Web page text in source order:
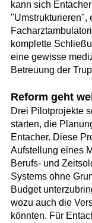
kann sich
"Umstrukturieren",
komplette
eine gewisse
Betreuung der
Reform geht
Drei Pilotprojekte
starten, die
Entacher. Diese
Aufstellung eines
Berufs- und
Systems ohne
Budget
wozu auch die
könnten. Für